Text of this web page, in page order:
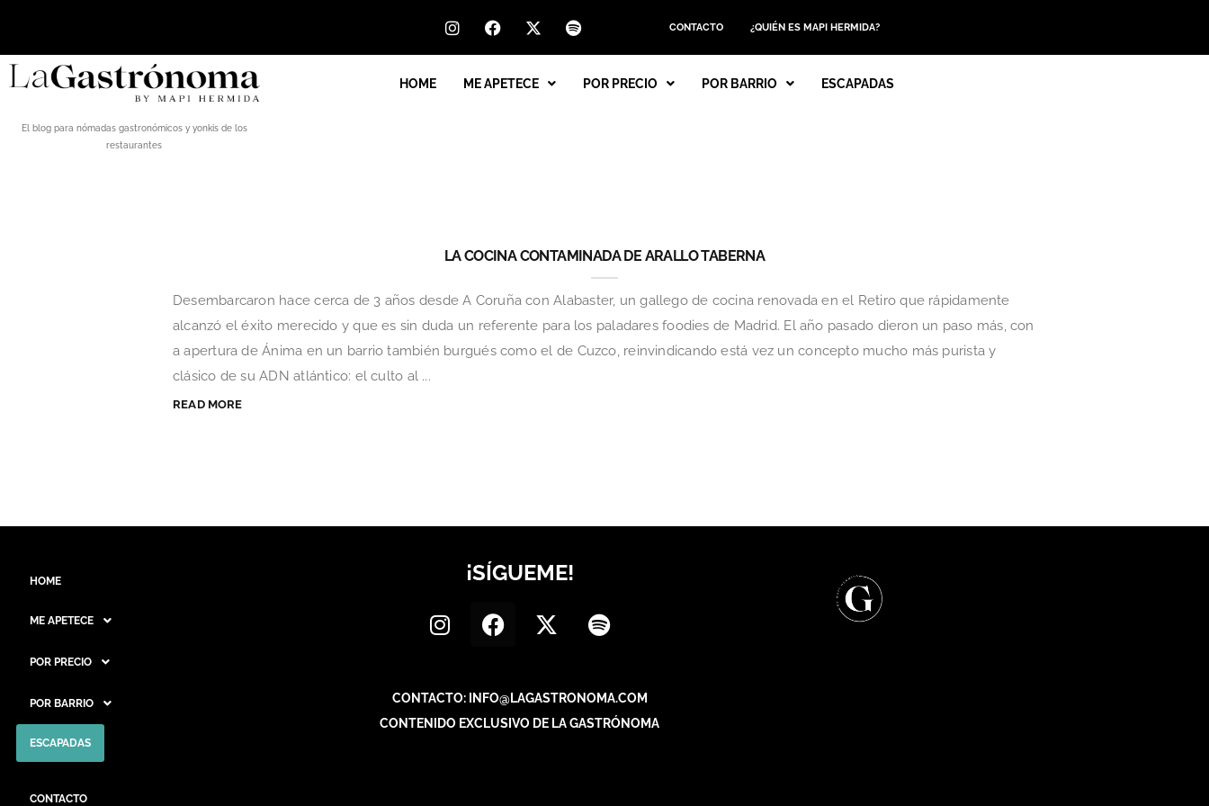
CONTACTO ¿QUIÉN ES MAPI HERMIDA?
El blog para nómadas gastronómicos y yonkis de los
restaurantes
HOME ME APETECE POR PRECIO POR BARRIO ESCAPADAS
LA COCINA CONTAMINADA DE ARALLO TABERNA
Desembarcaron hace cerca de 3 años desde A Coruña con Alabaster, un gallego de cocina renovada en el Retiro que rápidamente
alcanzó el éxito merecido y que es sin duda un referente para los paladares foodies de Madrid. El año pasado dieron un paso más, con
a apertura de Ánima en un barrio también burgués como el de Cuzco, reinvindicando está vez un concepto mucho más purista y
clásico de su ADN atlántico: el culto al ...
READ MORE
HOME
ME APETECE
POR PRECIO
POR BARRIO
ESCAPADAS
CONTACTO
¡SÍGUEME!
CONTACTO: INFO@LAGASTRONOMA.COM
CONTENIDO EXCLUSIVO DE LA GASTRÓNOMA